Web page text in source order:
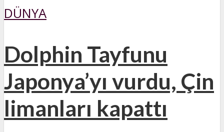
DÜNYA
Dolphin Tayfunu
Japonya’yı vurdu, Çin
limanları kapattı